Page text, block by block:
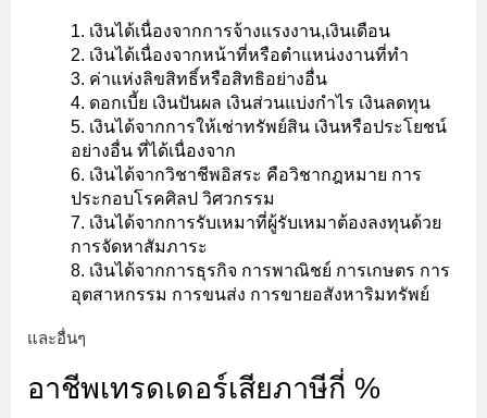
เงินได้เนื่องจากการจ้างแรงงาน,เงินเดือน
เงินได้เนื่องจากหน้าที่หรือตำแหน่งงานที่ทำ
ค่าแห่งลิขสิทธิ์หรือสิทธิอย่างอื่น
ดอกเบี้ย เงินปันผล เงินส่วนแบ่งกำไร เงินลดทุน
เงินได้จากการให้เช่าทรัพย์สิน เงินหรือประโยชน์
อย่างอื่น ที่ได้เนื่องจาก
เงินได้จากวิชาชีพอิสระ คือวิชากฎหมาย การ
ประกอบโรคศิลป วิศวกรรม
เงินได้จากการรับเหมาที่ผู้รับเหมาต้องลงทุนด้วย
การจัดหาสัมภาระ
เงินได้จากการธุรกิจ การพาณิชย์ การเกษตร การ
อุตสาหกรรม การขนส่ง การขายอสังหาริมทรัพย์
และอื่นๆ
อาชีพเทรดเดอร์เสียภาษีกี่ %